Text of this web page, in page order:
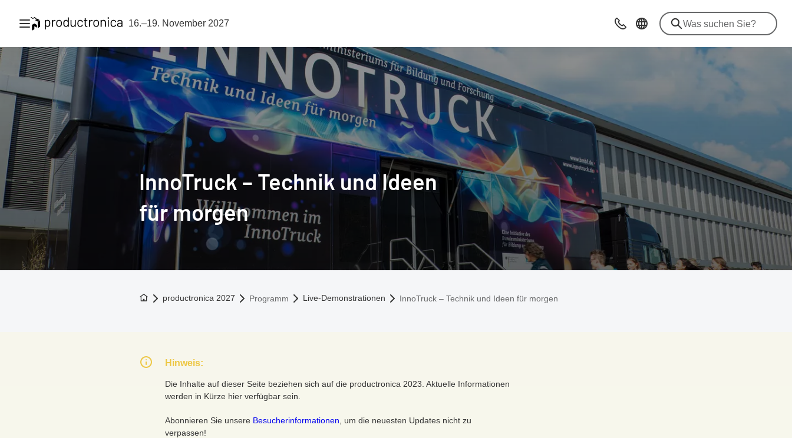
Navigation öffnen 16.–19. November 2027 Beratung & Kontakt
InnoTruck – Technik und Ideen
für morgen
Zur Startseite
productronica 2027 Programm Live-Demonstrationen InnoTruck – Technik und Ideen für morgen
Hinweis:
Die Inhalte auf dieser Seite beziehen sich auf die productronica 2023. Aktuelle Informationen
werden in Kürze hier verfügbar sein.
Abonnieren Sie unsere Besucherinformationen , um die neuesten Updates nicht zu
verpassen!